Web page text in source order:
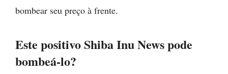
bombear seu preço à frente.
Este positivo Shiba Inu News pode
bombeá-lo?